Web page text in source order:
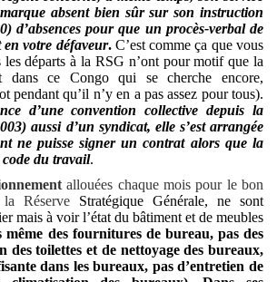
absent bien sûr sur son instruction
d’absences pour que un procès-verbal de
en votre défaveur.C’est comme ça que vous
les départs à la RSG n’ont pour motif que la
dans ce Congo qui se cherche encore,
pendant qu’il n’y en a pas assez pour tous).
d’une convention collective depuis la
aussi d’un syndicat, elle s’est arrangée
ne puisse signer un contrat alors que la
du travail.
allouées chaque mois pour le bon
Réserve Stratégique Générale, ne sont
mais à voir l’état du bâtiment et de meubles
même des fournitures de bureau, pas des
des toilettes et de nettoyage des bureaux,
dans les bureaux, pas d’entretien de